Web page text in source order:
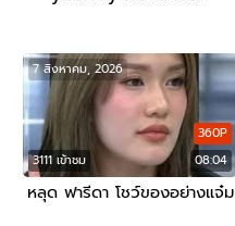
3111 เข้าชม 08:04
360P
7 สิงหาคม, 2026
หลุด ฟารีดา โชว์ของอย่างแจ๋ม